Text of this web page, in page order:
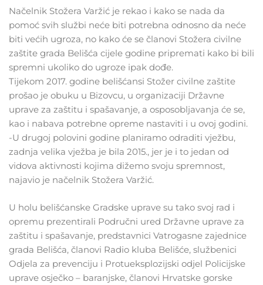
Načelnik Stožera Varžić je rekao i kako se nada da
pomoć svih službi neće biti potrebna odnosno da neće
biti većih ugroza, no kako će se članovi Stožera civilne
zaštite grada Belišća cijele godine pripremati kako bi bili
spremni ukoliko do ugroze ipak dođe.
Tijekom 2017. godine belišćansi Stožer civilne zaštite
prošao je obuku u Bizovcu, u organizaciji Državne
uprave za zaštitu i spašavanje, a osposobljavanja će se,
kao i nabava potrebne opreme nastaviti i u ovoj godini.
-U drugoj polovini godine planiramo odraditi vježbu,
zadnja velika vježba je bila 2015., jer je i to jedan od
vidova aktivnosti kojima dižemo svoju spremnost,
najavio je načelnik Stožera Varžić.
U holu belišćanske Gradske uprave su tako svoj rad i
opremu prezentirali Područni ured Državne uprave za
zaštitu i spašavanje, predstavnici Vatrogasne zajednice
grada Belišća, članovi Radio kluba Belišće, službenici
Odjela za prevenciju i Protueksplozijski odjel Policijske
uprave osječko – baranjske, članovi Hrvatske gorske